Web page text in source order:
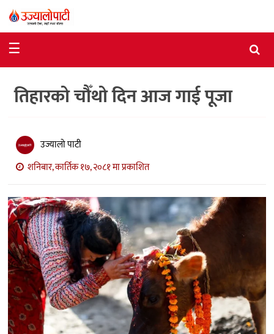
राजनीति
विशेष
विचार
अन्तर्वार्ता
मनोरञ्जन
विज्ञान
प्रविधि
खेलकुद
अन्य
☰
तिहारको चौँथो दिन आज गाई पूजा
उज्यालो पाटी
शनिबार, कार्तिक १७, २०८१ मा प्रकाशित